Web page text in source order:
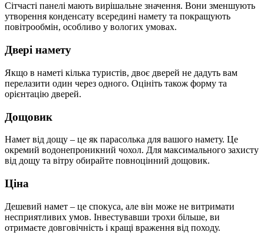
Сітчасті панелі мають вирішальне значення. Вони зменшують
утворення конденсату всередині намету та покращують
повітрообмін, особливо у вологих умовах.
Двері намету
Якщо в наметі кілька туристів, двоє дверей не дадуть вам
перелазити один через одного. Оцініть також форму та
орієнтацію дверей.
Дощовик
Намет від дощу – це як парасолька для вашого намету. Це
окремий водонепроникний чохол. Для максимального захисту
від дощу та вітру обирайте повноцінний дощовик.
Ціна
Дешевий намет – це спокуса, але він може не витримати
несприятливих умов. Інвестувавши трохи більше, ви
отримаєте довговічність і кращі враження від походу.